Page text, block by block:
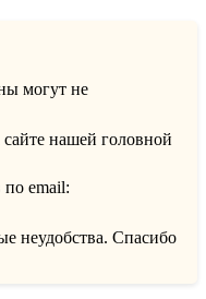
могут не
нашей головной
email:
неудобства. Спасибо